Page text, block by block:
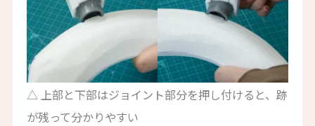
△ 上部と下部はジョイント部分を押し付けると、跡
が残って分かりやすい